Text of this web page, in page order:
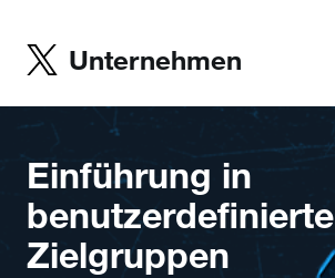
Unternehmen
Einführung in
benutzerdefinierte
Zielgruppen